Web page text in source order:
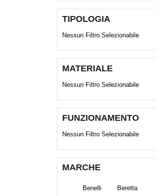
TIPOLOGIA
Nessun Filtro Selezionabile
MATERIALE
Nessun Filtro Selezionabile
FUNZIONAMENTO
Nessun Filtro Selezionabile
MARCHE
Benelli Beretta